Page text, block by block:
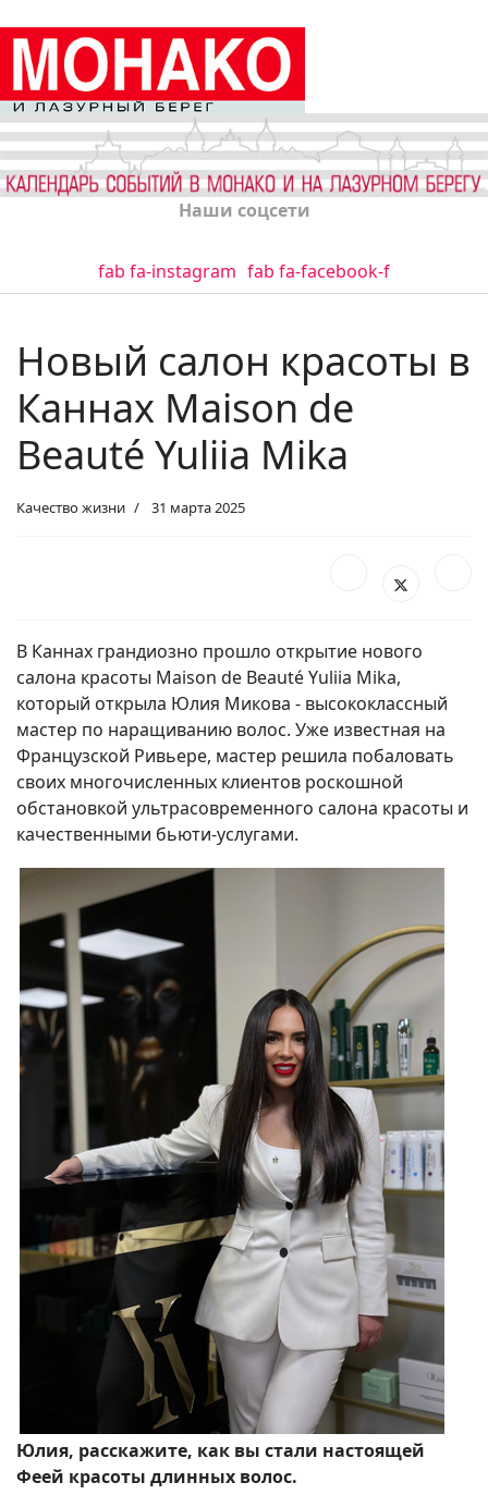
Наши соцсети
fab fa-instagram fab fa-facebook-f
Новый салон красоты в
Каннах Maison de
Beauté Yuliia Mika
Качество жизни 31 марта 2025
В Каннах грандиозно прошло открытие нового
салона красоты Maison de Beauté Yuliia Mika,
который открыла Юлия Микова - высококлассный
мастер по наращиванию волос. Уже известная на
Французской Ривьере, мастер решила побаловать
своих многочисленных клиентов роскошной
обстановкой ультрасовременного салона красоты и
качественными бьюти-услугами.
Юлия, расскажите, как вы стали настоящей
Феей красоты длинных волос.